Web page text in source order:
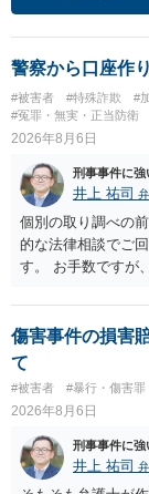
警察から口座作
#被害者 #特殊詐欺 #
#冤罪・無実・正当防衛
2026年8月6日
刑事事件に強
井上 祐司
個別の取り調べの
的な法律相談でご
す。 お手数ですが
の程度だと聞いて
相談を受けられた
一般論でいえば、
り調べ内容を録音
傷害事件の損害
て
#被害者 #暴行・傷害罪
2026年8月6日
刑事事件に強
井上 祐司